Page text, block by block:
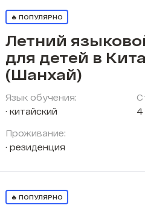
🔥 ПОПУЛЯРНО
Летний
для детей в
(Шанхай)
Язык обучения:
китайский
Проживание:
резиденция
4
🔥 ПОПУЛЯРНО